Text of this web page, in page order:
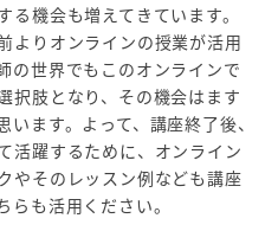
機会も増えてきています。
よりオンラインの授業が活用
の世界でもこのオンラインで
択肢となり、その機会はます
ます。よって、講座終了後、
活躍するために、オンライン
やそのレッスン例なども講座
らも活用ください。